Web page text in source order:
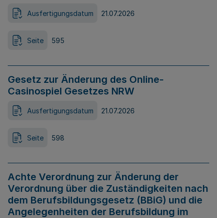
Ausfertigungsdatum 21.07.2026
Seite 595
Gesetz zur Änderung des Online-
Casinospiel Gesetzes NRW
Ausfertigungsdatum 21.07.2026
Seite 598
Achte Verordnung zur Änderung der
Verordnung über die Zuständigkeiten nach
dem Berufsbildungsgesetz (BBiG) und die
Angelegenheiten der Berufsbildung im